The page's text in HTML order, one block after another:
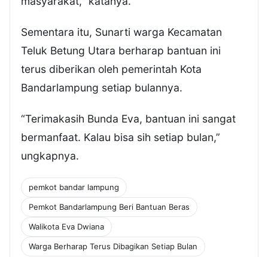
Sementara itu, Sunarti warga Kecamatan
Teluk Betung Utara berharap bantuan ini
terus diberikan oleh pemerintah Kota
Bandarlampung setiap bulannya.
“Terimakasih Bunda Eva, bantuan ini sangat
bermanfaat. Kalau bisa sih setiap bulan,”
ungkapnya.
pemkot bandar lampung
Pemkot Bandarlampung Beri Bantuan Beras
Walikota Eva Dwiana
Warga Berharap Terus Dibagikan Setiap Bulan